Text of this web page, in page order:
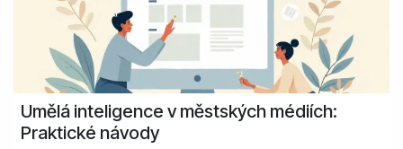
Umělá inteligence v městských médiích:
Praktické návody